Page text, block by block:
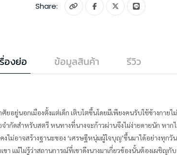
Share:
องย่อ ข้อมูลสินค้า รีวิว
อยู่นอกเมืองตั้งแต่เด็ก เติบโตขึ้นโดยมีเพียงคนรับใช้ข้างกายไ
ำกัดสำหรับสตรี หนทางที่นางจะก้าวผ่านจึงไม่ง่ายดายนัก หาก
งไม่อาจสร้างฐานะของ ‘เศรษฐีหนุ่มผู้ใจบุญ’ขึ้นมาได้อย่างทุก
แม้ไม่รู้ว่าสถานการณ์ที่เขาดึงนางมาเกี่ยวข้องนั้นต้องเผชิญกับ